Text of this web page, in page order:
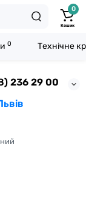
236 29 00
0
Кошик
0 Технічне